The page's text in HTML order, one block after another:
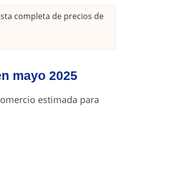
completa de precios de
mayo 2025
estimada para